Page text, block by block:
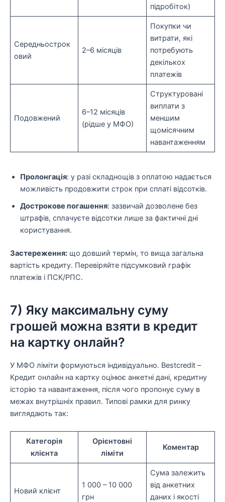
підробіток)
Середньострок
овий
2–6 місяців
Покупки чи
витрати, які
потребують
декількох
платежів
Подовжений
6–12 місяців
(рідше у МФО)
Структуровані
виплати з
меншим
щомісячним
навантаженням
Пролонгація: у разі складнощів з оплатою надається
можливість продовжити строк при сплаті відсотків.
Дострокове погашення: зазвичай дозволене без
штрафів, сплачуєте відсотки лише за фактичні дні
користування.
Застереження: що довший термін, то вища загальна
вартість кредиту. Перевіряйте підсумковий графік
платежів і ПСК/РПС.
7) Яку максимальну суму
грошей можна взяти в кредит
на картку онлайн?
У МФО ліміти формуються індивідуально. Bestcredit –
Кредит онлайн на картку оцінює анкетні дані, кредитну
історію та навантаження, після чого пропонує суму в
межах внутрішніх правил. Типові рамки для ринку
виглядають так:
Категорія
клієнта
Орієнтовні
ліміти
Коментар
Новий клієнт
1 000 – 10 000
грн
Сума залежить
від анкетних
даних і якості